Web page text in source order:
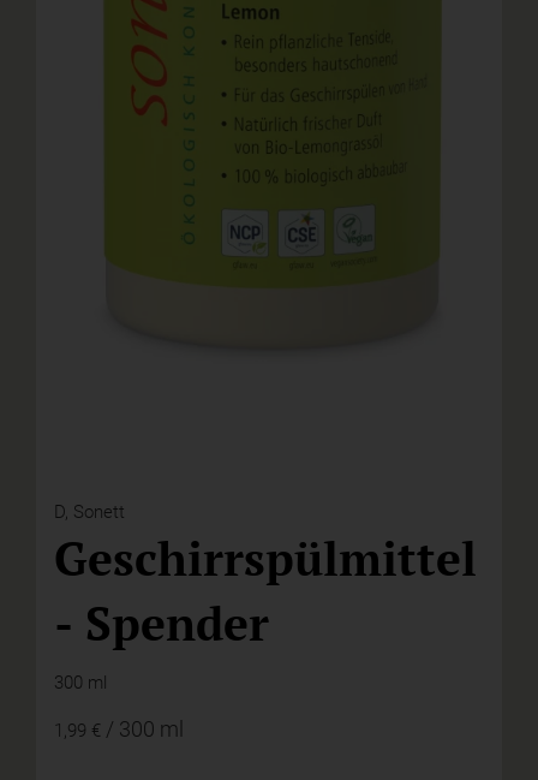
D, Sonett
Geschirrspülmittel
- Spender
300 ml
1,99 € / 300 ml